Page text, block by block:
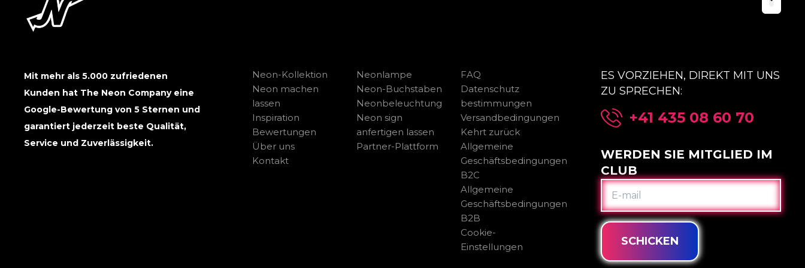
Mit mehr als 5.000 zufriedenen
Kunden hat The Neon Company eine
Google-Bewertung von 5 Sternen und
garantiert jederzeit beste Qualität,
Service und Zuverlässigkeit.
Neon-Kollektion
Neon machen
lassen
Inspiration
Bewertungen
Über uns
Kontakt
Neonlampe
Neon-Buchstaben
Neonbeleuchtung
Neon sign
anfertigen lassen
Partner-Plattform
FAQ
Datenschutz
bestimmungen
Versandbedingungen
Kehrt zurück
Allgemeine
Geschäftsbedingungen
B2C
Allgemeine
Geschäftsbedingungen
B2B
Cookie-
Einstellungen
ES VORZIEHEN, DIREKT MIT UNS
ZU SPRECHEN:
+41 435 08 60 70
WERDEN SIE MITGLIED IM
CLUB
E-
MAIL
SCHICKEN